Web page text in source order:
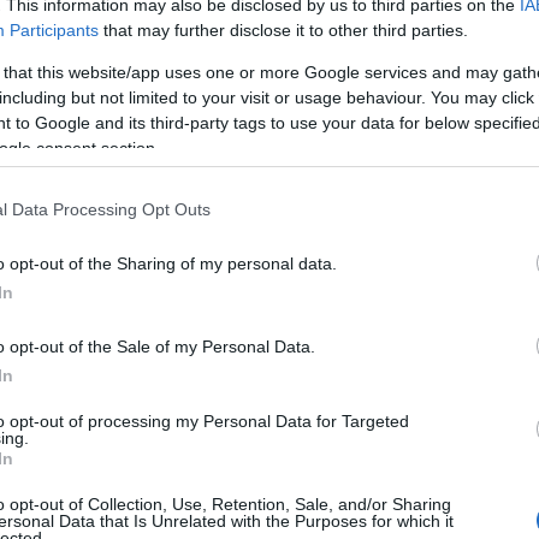
This information may also be disclosed by us to third parties on the
Participants that may further disclose it to other third parties.
that this website/app uses one or more Google services and may
but not limited to your visit or usage behaviour. You may
to Google and its third-party tags to use your data for below
consent section.
Data Processing Opt Outs
opt-out of the Sharing of my personal data.
opt-out of the Sale of my Personal Data.
opt-out of processing my Personal Data for Targeted
opt-out of Collection, Use, Retention, Sale, and/or Sharing
Data that Is Unrelated with the Purposes for which it
πρέπει να υποβάλουν την αίτησή τους
στις προκηρύξεις. Η προθεσμία για την
προσοχή απαιτείται και στη διαδικασία
με καταληκτική ημερομηνία την 29η
σε κατάσταση «ΠΛΗΡΩΜΕΝΟ» πριν από την
υποβολής των ηλεκτρονικών αιτήσεων των
υποψηφίων εκπαιδευτικών, κλάδων
και δευτεροβάθμιας Γενικής
κατάταξης με σειρά προτεραιότητας, κατά
υποψήφιοι πρέπει να συμπληρώσουν και να υποβάλουν
Υπηρεσίες->Αίτηση) ακολουθώντας τις